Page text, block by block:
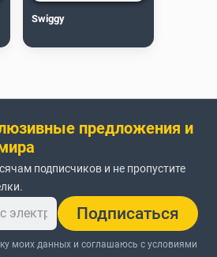
Swiggy
предложения и
подписчиков и не пропустите
Подписаться
моих данных и соглашаюсь с условиями